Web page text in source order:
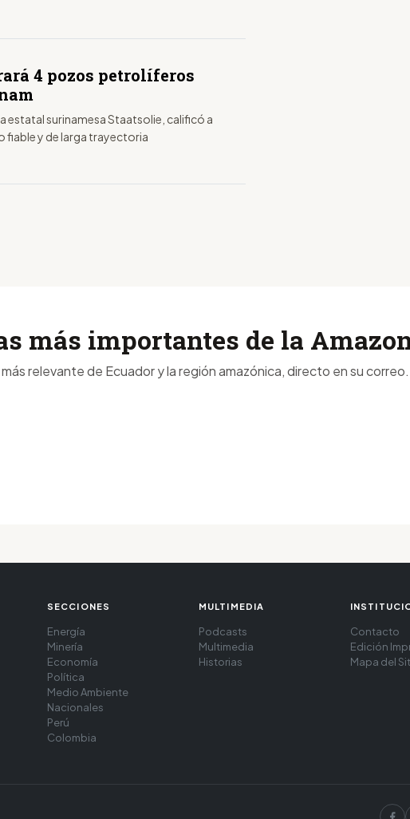
4 pozos petrolíferos
estatal surinamesa Staatsolie, calificó a
fiable y de larga trayectoria
más importantes de la
relevante de Ecuador y la región amazónica, directo en su correo.
SECCIONES
Energía
Minería
Economía
Política
Medio Ambiente
Nacionales
Perú
Colombia
MULTIMEDIA
Podcasts
Multimedia
Historias
Contacto
Edición
Mapa del